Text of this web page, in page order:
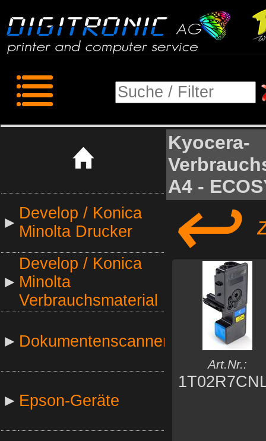
►
Develop / Konica
Minolta Drucker
►
Develop / Konica
Minolta
Verbrauchsmaterial
► Dokumentenscanner
► Epson-Geräte
Kyocera-
A4 -
↩
Art.Nr.: